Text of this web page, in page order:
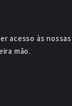
acesso às
mão.